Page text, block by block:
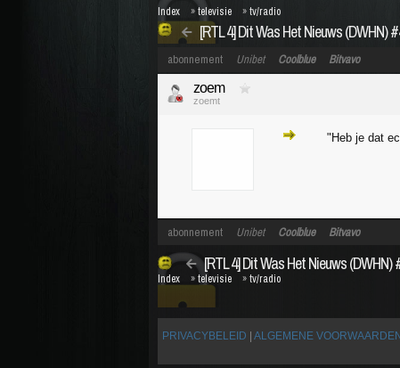
[RTL 4] Dit Was Het Nieuws (DWHN)
Index »televisie »tv/radio
abonnement Unibet Coolblue Bitvavo
zoem
zoemt
"Heb je dat
abonnement Unibet Coolblue Bitvavo
[RTL 4] Dit Was Het Nieuws (DWHN)
Index »televisie »tv/radio
PRIVACYBELEID ALGEMENE VOORWAARDEN